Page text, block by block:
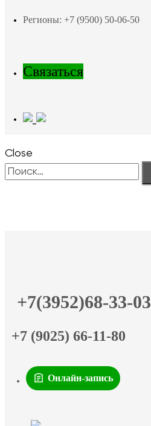
Регионы: +7 (9500) 50-06-50
Связаться
Close
Найти:
+7(3952)68-33-03
+7 (9025) 66-11-80
Онлайн-запись